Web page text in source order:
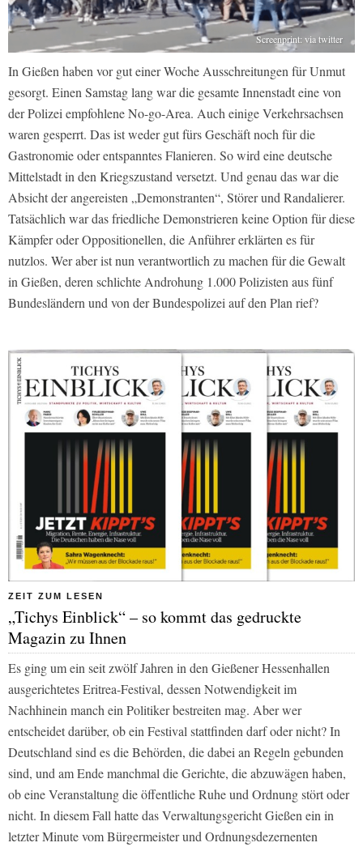
Screenprint: via twitter
In Gießen haben vor gut einer Woche Ausschreitungen für Unmut
gesorgt. Einen Samstag lang war die gesamte Innenstadt eine von
der Polizei empfohlene No-go-Area. Auch einige Verkehrsachsen
waren gesperrt. Das ist weder gut fürs Geschäft noch für die
Gastronomie oder entspanntes Flanieren. So wird eine deutsche
Mittelstadt in den Kriegszustand versetzt. Und genau das war die
Absicht der angereisten „Demonstranten“, Störer und Randalierer.
Tatsächlich war das friedliche Demonstrieren keine Option für diese
Kämpfer oder Oppositionellen, die Anführer erklärten es für
nutzlos. Wer aber ist nun verantwortlich zu machen für die Gewalt
in Gießen, deren schlichte Androhung 1.000 Polizisten aus fünf
Bundesländern und von der Bundespolizei auf den Plan rief?
ZEIT ZUM LESEN
„Tichys Einblick“ – so kommt das gedruckte
Magazin zu Ihnen
Es ging um ein seit zwölf Jahren in den Gießener Hessenhallen
ausgerichtetes Eritrea-Festival, dessen Notwendigkeit im
Nachhinein manch ein Politiker bestreiten mag. Aber wer
entscheidet darüber, ob ein Festival stattfinden darf oder nicht? In
Deutschland sind es die Behörden, die dabei an Regeln gebunden
sind, und am Ende manchmal die Gerichte, die abzuwägen haben,
ob eine Veranstaltung die öffentliche Ruhe und Ordnung stört oder
nicht. In diesem Fall hatte das Verwaltungsgericht Gießen ein in
letzter Minute vom Bürgermeister und Ordnungsdezernenten